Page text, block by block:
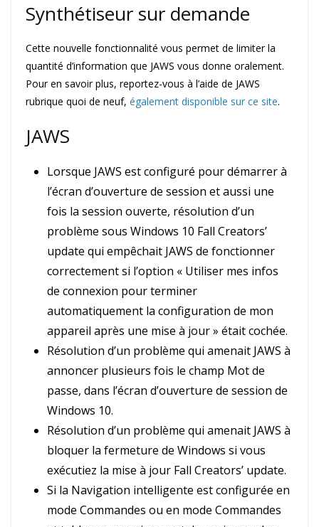
Synthétiseur sur demande
Cette nouvelle fonctionnalité vous permet de limiter la
quantité d’information que JAWS vous donne oralement.
Pour en savoir plus, reportez-vous à l’aide de JAWS
rubrique quoi de neuf, également disponible sur ce site.
JAWS
Lorsque JAWS est configuré pour démarrer à
l’écran d’ouverture de session et aussi une
fois la session ouverte, résolution d’un
problème sous Windows 10 Fall Creators’
update qui empêchait JAWS de fonctionner
correctement si l’option « Utiliser mes infos
de connexion pour terminer
automatiquement la configuration de mon
appareil après une mise à jour » était cochée.
Résolution d’un problème qui amenait JAWS à
annoncer plusieurs fois le champ Mot de
passe, dans l’écran d’ouverture de session de
Windows 10.
Résolution d’un problème qui amenait JAWS à
bloquer la fermeture de Windows si vous
exécutiez la mise à jour Fall Creators’ update.
Si la Navigation intelligente est configurée en
mode Commandes ou en mode Commandes